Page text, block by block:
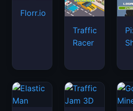
Florr.io
Traffic
Racer